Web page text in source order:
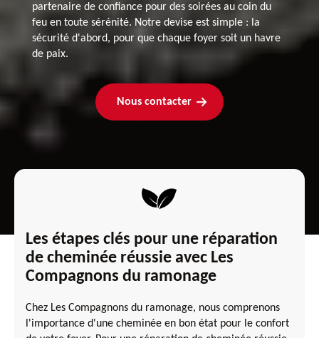
partenaire de confiance pour des soirées au coin du
feu en toute sérénité. Notre devise est simple : la
sécurité d'abord, pour que chaque foyer soit un havre
de paix.
Nous contacter
Les étapes clés pour une réparation
de cheminée réussie avec Les
Compagnons du ramonage
Chez Les Compagnons du ramonage, nous comprenons
l'importance d'une cheminée en bon état pour le confort